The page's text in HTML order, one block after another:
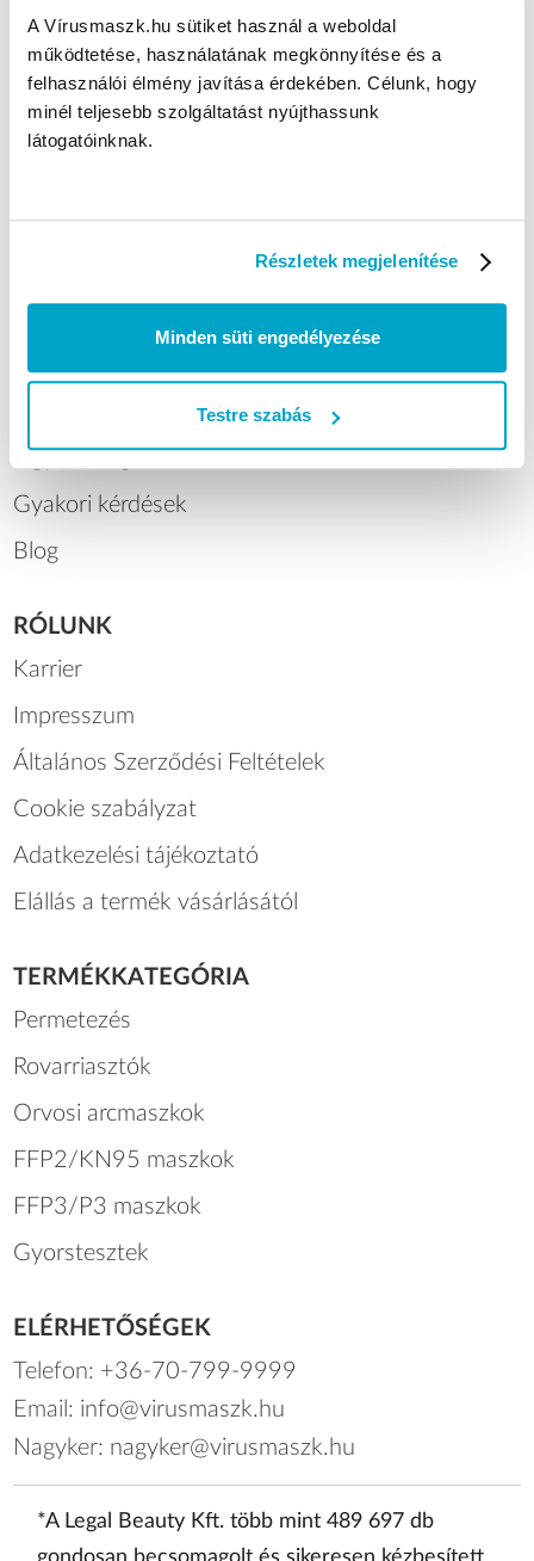
A Vírusmaszk.hu sütiket használ a weboldal
működtetése, használatának megkönnyítése és a
felhasználói élmény javítása érdekében. Célunk, hogy
minél teljesebb szolgáltatást nyújthassunk
látogatóinknak.
Részletek megjelenítése
Minden süti engedélyezése
Testre szabás
Vírusmaszk Webáruházból.
KÉRDÉSED VAN?
Fordulj hozzánk bizalommal
+36-70-799-9999
Szállítási módok
Ügyfélszolgálat
Gyakori kérdések
Blog
RÓLUNK
Karrier
Impresszum
Általános Szerződési Feltételek
Cookie szabályzat
Adatkezelési tájékoztató
Elállás a termék vásárlásától
TERMÉKKATEGÓRIA
Permetezés
Rovarriasztók
Orvosi arcmaszkok
FFP2/KN95 maszkok
FFP3/P3 maszkok
Gyorstesztek
ELÉRHETŐSÉGEK
Telefon: +36-70-799-9999
Email: info@virusmaszk.hu
Nagyker: nagyker@virusmaszk.hu
*A Legal Beauty Kft. több mint 489 697 db